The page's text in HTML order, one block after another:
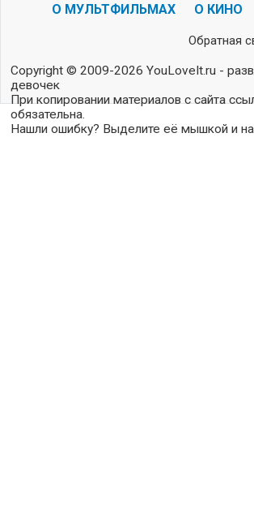
О МУЛЬТФИЛЬМАХ О КИНО
Обратная
Copyright © 2009-2026 YouLoveIt.ru -
девочек
При копировании материалов с сайта
обязательна.
Нашли ошибку? Выделите её мышкой и